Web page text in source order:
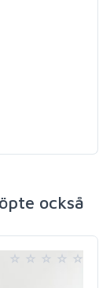
också